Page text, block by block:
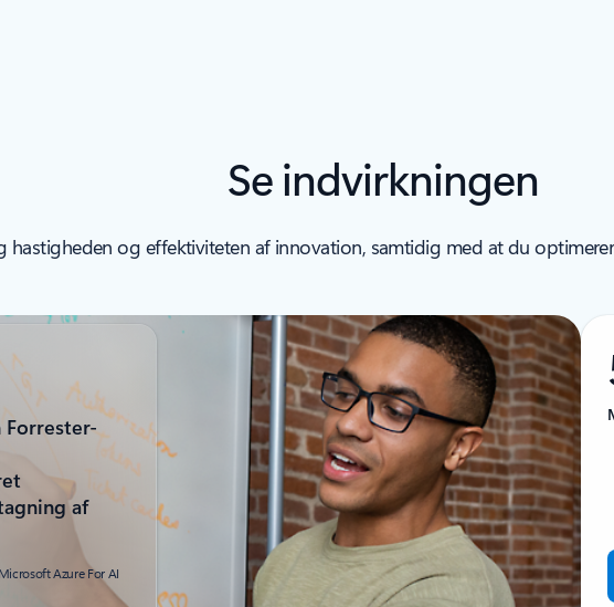
Se indvirkningen
hastigheden og effektiviteten af innovation, samtidig med at du
Forrester-
af
Azure For AI